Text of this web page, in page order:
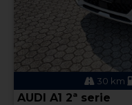
30 km
AUDI A1 2ª serie